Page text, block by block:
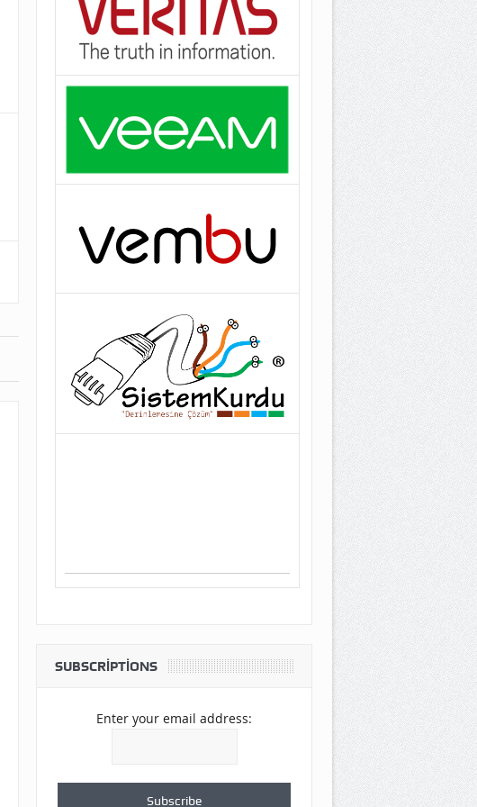
SUBSCRIPTIONS
Enter your email address: